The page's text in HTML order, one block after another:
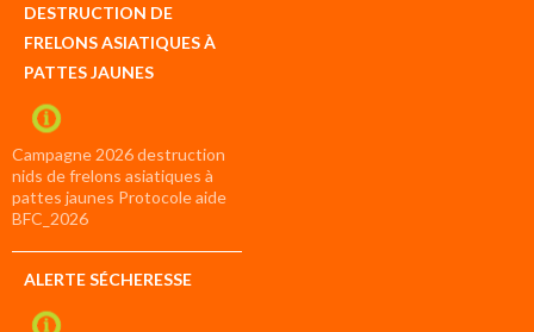
DESTRUCTION DE
FRELONS ASIATIQUES À
PATTES JAUNES
Campagne 2026 destruction
nids de frelons asiatiques à
pattes jaunes Protocole aide
BFC_2026
ALERTE SÉCHERESSE